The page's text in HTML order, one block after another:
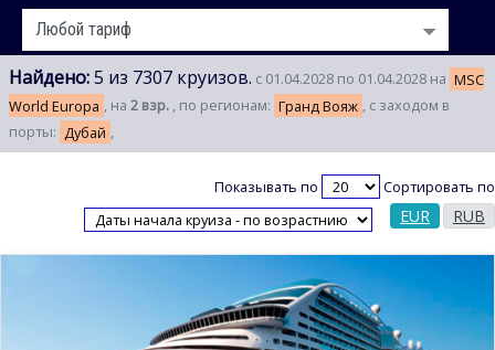
Найдено:5 из 7307 круизов. с 01.04.2028 по 01.04.2028 на MSC
World Europa , на 2 взр. , по регионам: Гранд Вояж , с заходом в
порты: Дубай ,
Показывать по Сортировать по
EUR RUB